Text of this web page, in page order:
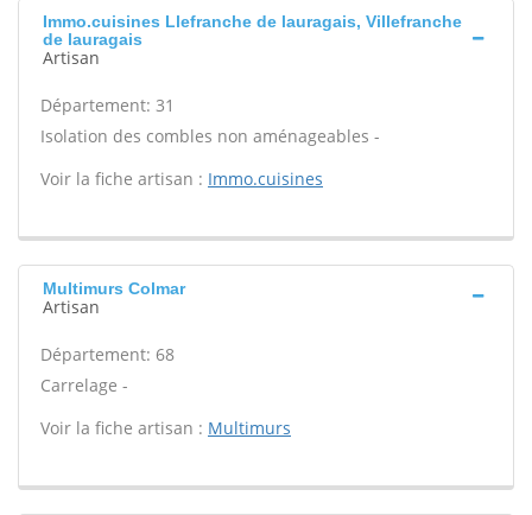
Immo.cuisines Llefranche de lauragais, Villefranche
de lauragais
Artisan
Département: 31
Isolation des combles non aménageables -
Voir la fiche artisan : Immo.cuisines
Multimurs Colmar
Artisan
Département: 68
Carrelage -
Voir la fiche artisan : Multimurs